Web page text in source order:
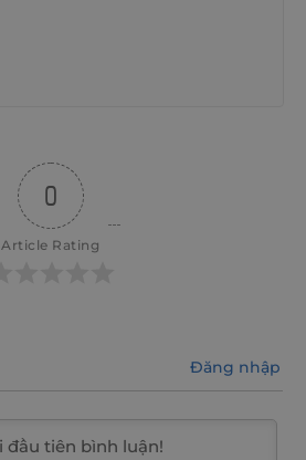
0
Article Rating
Đăng nhập